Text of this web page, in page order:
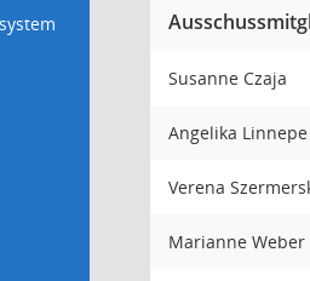
Susanne Czaja
Angelika Linnepe
Verena
Marianne Weber